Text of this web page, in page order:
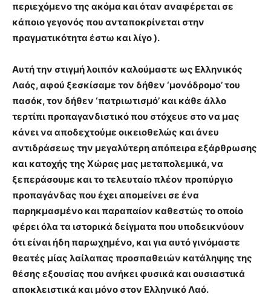
περιεχόμενο της ακόμα και όταν αναφέρεται σε
κάποιο γεγονός που ανταποκρίνεται στην
πραγματικότητα έστω και λίγο ).
Αυτή την στιγμή λοιπόν καλούμαστε ως Ελληνικός
Λαός, αφού ξεσκίσαμε τον δήθεν ‘μονόδρομο’ του
πασόκ, τον δήθεν ‘πατριωτισμό’ και κάθε άλλο
τερτίπι προπαγανδιστικό που στόχευε στο να μας
κάνει να αποδεχτούμε οικειοθελώς και άνευ
αντιδράσεως την μεγαλύτερη απόπειρα εξάρθρωσης
και κατοχής της Χώρας μας μεταπολεμικά, να
ξεπεράσουμε και το τελευταίο πλέον προπύργιο
προπαγάνδας που έχει απομείνει σε ένα
παρηκμασμένο και παραπαίον καθεστώς το οποίο
φέρει όλα τα ιστορικά δείγματα που υποδεικνύουν
ότι είναι ήδη παρωχημένο, και για αυτό γινόμαστε
θεατές μίας λαίλαπας προσπαθειών κατάληψης της
θέσης εξουσίας που ανήκει φυσικά και ουσιαστικά
αποκλειστικά και μόνο στον Ελληνικό Λαό.